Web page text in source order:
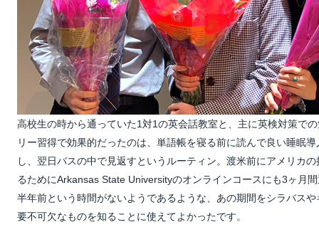
高校生の時から通っていた1対1の英会話教室と、主に英検対策で
リー習得で効果的だったのは、単語帳を寝る前に読んで良い睡眠
し、翌日バスの中で見返すというルーティン。渡米前にアメリカ
るためにArkansas State Universityのオンラインコースにも3ヶ月
半年前という時間がないようであるような、あの期間をシラバス
要不可欠なものを知ることに使えてよかったです。